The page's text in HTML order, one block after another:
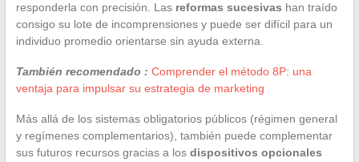
responderla con precisión. Las reformas sucesivas han traído
consigo su lote de incomprensiones y puede ser difícil para un
individuo promedio orientarse sin ayuda externa.
También recomendado : Comprender el método 8P: una
ventaja para impulsar su estrategia de marketing
Más allá de los sistemas obligatorios públicos (régimen general
y regímenes complementarios), también puede complementar
sus futuros recursos gracias a los dispositivos opcionales